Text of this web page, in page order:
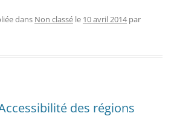
dans Non classé le 10 avril 2014 par
des régions